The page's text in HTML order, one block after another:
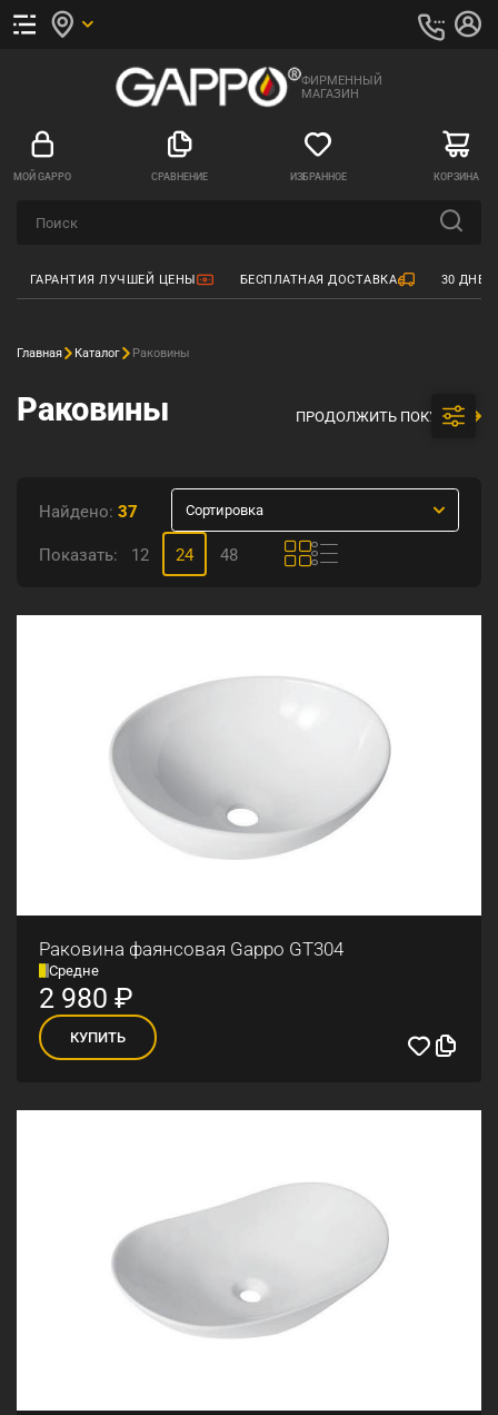
ФИРМЕННЫЙ
МАГАЗИН
МОЙ GAPPO СРАВНЕНИЕ ИЗБРАННОЕ КОРЗИНА
ГАРАНТИЯ ЛУЧШЕЙ ЦЕНЫ БЕСПЛАТНАЯ ДОСТАВКА 30
Главная Каталог Раковины
Раковины ПРОДОЛЖИТЬ ПОКУПКИ
Найдено: 37 Сортировка
Показать: 12 24 48
Раковина фаянсовая Gappo GT304
Средне
2 980 ₽
КУПИТЬ